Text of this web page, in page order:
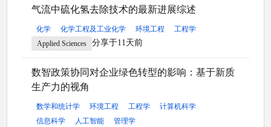
气流中硫化氢去除技术的最新进展综述
化学 化学工程及工业化学 环境工程
工程学
Applied Sciences
分享于11天前
数智政策协同对企业绿色转型的影响：基于新质
生产力的视角
数学和统计学 环境工程 工程学
计算机科学
信息科学
人工智能
管理学